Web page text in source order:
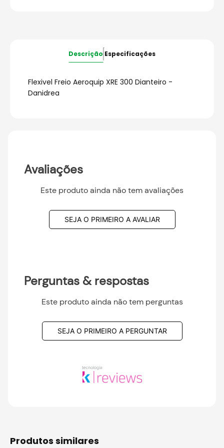
Descrição Especificações
Flexivel Freio Aeroquip XRE 300 Dianteiro -
Danidrea
Avaliações
Este produto ainda não tem avaliações
SEJA O PRIMEIRO A AVALIAR
Perguntas & respostas
Este produto ainda não tem perguntas
SEJA O PRIMEIRO A PERGUNTAR
produtos similares